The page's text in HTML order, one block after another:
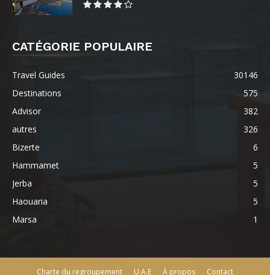
CATÉGORIE POPULAIRE
Travel Guides
30146
Destinations
575
Advisor
382
autres
326
Bizerte
6
Hammamet
5
Jerba
5
Haouaria
5
Marsa
1
Charte du regroupement U.A.E À propos Contact